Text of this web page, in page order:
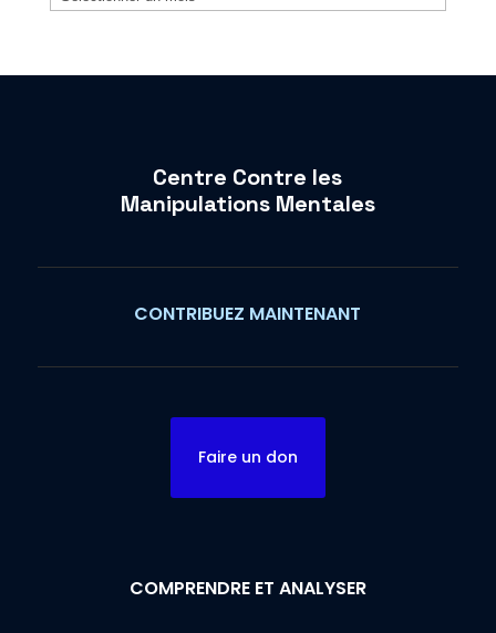
Centre Contre les
Manipulations Mentales
CONTRIBUEZ MAINTENANT
Faire un don
COMPRENDRE ET ANALYSER